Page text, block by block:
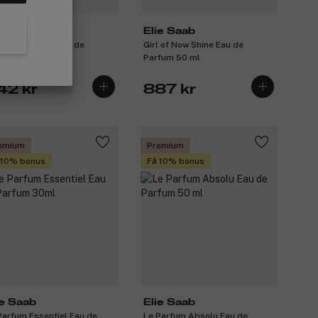
of Now Shine Eau de
kr
Elie Saab
Girl of Now Shine Eau de
Parfum 50 ml
887 kr
bonus
Saab
Essentiel Eau de
Premium
Få 10% bonus
Elie Saab
Le Parfum Absolu Eau de